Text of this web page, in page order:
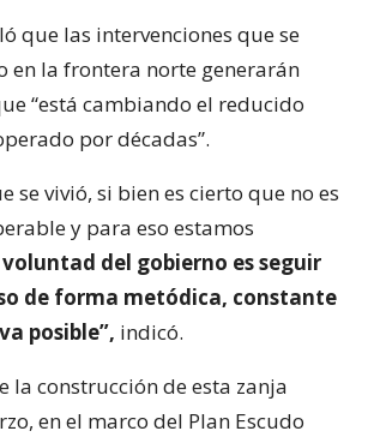
que las intervenciones que se
en la frontera norte generarán
“está cambiando el reducido
por décadas”.
se vivió, si bien es cierto que no es
y para eso estamos
voluntad del gobierno es seguir
de forma metódica, constante
posible”, indicó.
la construcción de esta zanja
en el marco del Plan Escudo